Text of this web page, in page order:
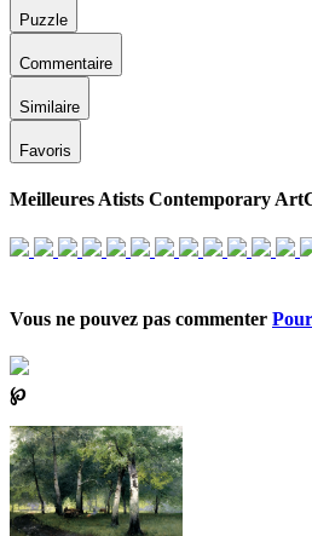
Puzzle
Commentaire
Similaire
Favoris
Meilleures Atists Contemporary
Vous ne pouvez pas commenter
℘